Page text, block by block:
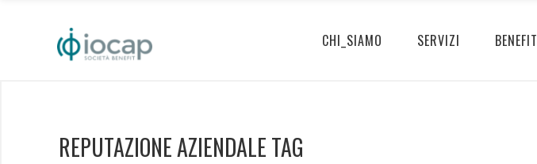
CHI_SIAMO SERVIZI BENEFIT
REPUTAZIONE AZIENDALE TAG